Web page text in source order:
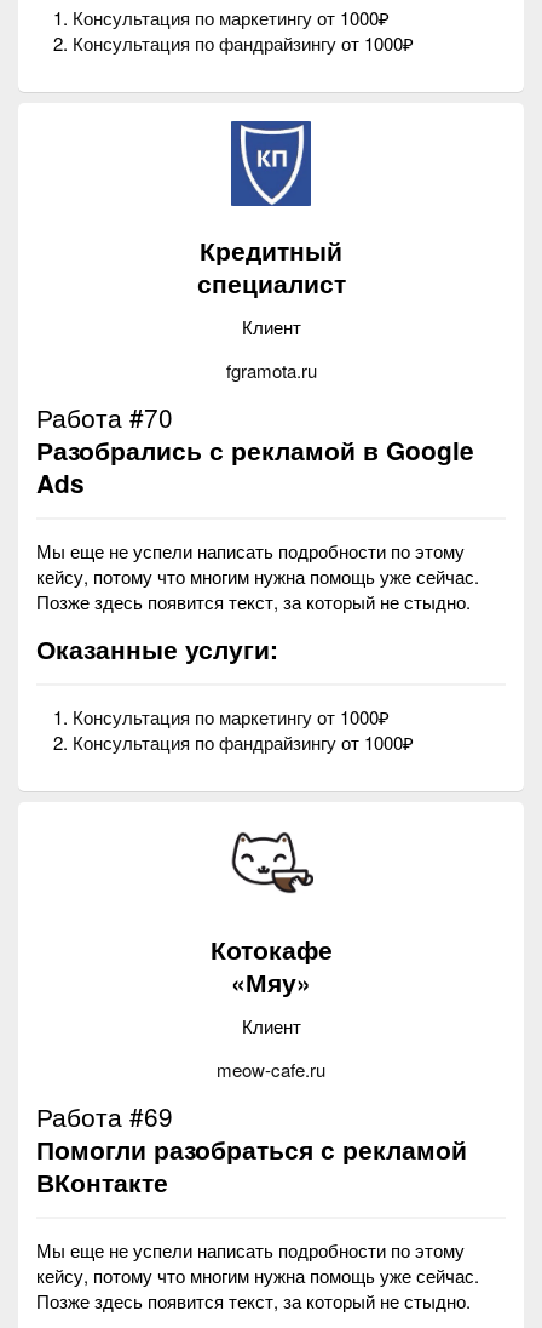
Консультация по маркетингуот 1000₽
Консультация по фандрайзингуот 1000₽
Кредитный
специалист
Клиент
fgramota.ru
Работа #70
Разобрались с рекламой в Google
Ads
Мы еще не успели написать подробности по этому
кейсу, потому что многим нужна помощь уже сейчас.
Позже здесь появится текст, за который не стыдно.
Оказанные услуги:
Консультация по маркетингуот 1000₽
Консультация по фандрайзингуот 1000₽
Котокафе
«Мяу»
Клиент
meow-cafe.ru
Работа #69
Помогли разобраться с рекламой
ВКонтакте
Мы еще не успели написать подробности по этому
кейсу, потому что многим нужна помощь уже сейчас.
Позже здесь появится текст, за который не стыдно.